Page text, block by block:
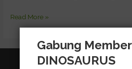
Read More »
Gabung Member
DINOSAURUS